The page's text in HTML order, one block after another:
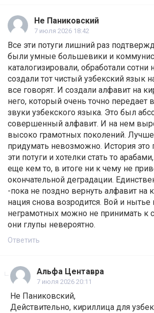
Не Паниковский
7 июля 2026 18:42
Все эти потуги лишний раз
были умные большевики и
каталогизировали, обработали сотни
создали тот чистый узбекский язык
все говорят. И создали алфавит на
него, который очень точно передает
звуки узбекского языка. Это был
совершенный алфавит. И на нем
высоко грамотных поколений. Лучше
придумать невозможно. История это
эти потуги и хотелки стать то
еще кем то, в итоге ни к чему не
окончательной деградации.
-пока не поздно вернуть алфавит на
нация снова возродится. Вой и нытье
неграмотных можно не принимать к
они глупы невероятно.
Ответить
Альфа Центавра
7 июля 2026 20:11
Не Паниковский,
Действительно, кириллица для